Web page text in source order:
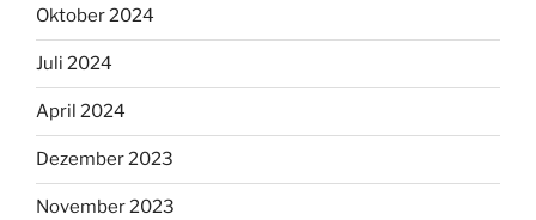
Oktober 2024
Juli 2024
April 2024
Dezember 2023
November 2023